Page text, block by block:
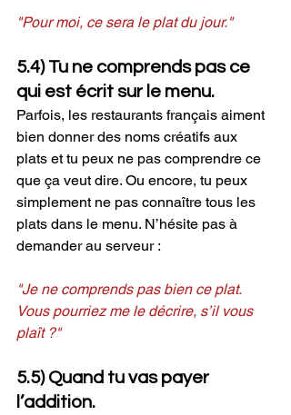
"Pour moi, ce sera le plat du jour."
5.4) Tu ne comprends pas ce
qui est écrit sur le menu.
Parfois, les restaurants français aiment
bien donner des noms créatifs aux
plats et tu peux ne pas comprendre ce
que ça veut dire. Ou encore, tu peux
simplement ne pas connaître tous les
plats dans le menu. N’hésite pas à
demander au serveur :
"Je ne comprends pas bien ce plat.
Vous pourriez me le décrire, s’il vous
plaît ?"
5.5) Quand tu vas payer
l’addition.